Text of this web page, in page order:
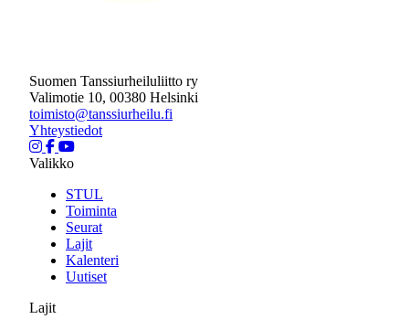
Suomen Tanssiurheiluliitto ry
Valimotie 10, 00380 Helsinki
toimisto@tanssiurheilu.fi
Yhteystiedot
Valikko
STUL
Toiminta
Seurat
Lajit
Kalenteri
Uutiset
Lajit